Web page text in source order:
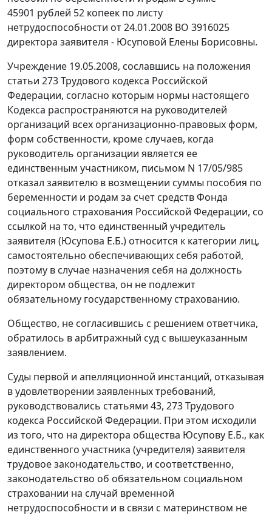
45901 рублей 52 копеек по листу
нетрудоспособности от 24.01.2008 ВО 3916025
директора заявителя - Юсуповой Елены Борисовны.
Учреждение 19.05.2008, сославшись на положения
статьи 273Трудового кодекса Российской
Федерации, согласно которым нормы настоящего
Кодекса распространяются на руководителей
организаций всех организационно-правовых форм,
форм собственности, кроме случаев, когда
руководитель организации является ее
единственным участником, письмом N 17/05/985
отказал заявителю в возмещении суммы пособия по
беременности и родам за счет средств Фонда
социального страхования Российской Федерации, со
ссылкой на то, что единственный учредитель
заявителя (Юсупова Е.Б.) относится к категории лиц,
самостоятельно обеспечивающих себя работой,
поэтому в случае назначения себя на должность
директором общества, он не подлежит
обязательному государственному страхованию.
Общество, не согласившись с решением ответчика,
обратилось в арбитражный суд с вышеуказанным
заявлением.
Суды первой и апелляционной инстанций, отказывая
в удовлетворении заявленных требований,
руководствовались статьями 43, 273Трудового
кодекса Российской Федерации. При этом исходили
из того, что на директора общества Юсупову Е.Б., как
единственного участника (учредителя) заявителя
трудовое законодательство, и соответственно,
законодательство об обязательном социальном
страховании на случай временной
нетрудоспособности и в связи с материнством не